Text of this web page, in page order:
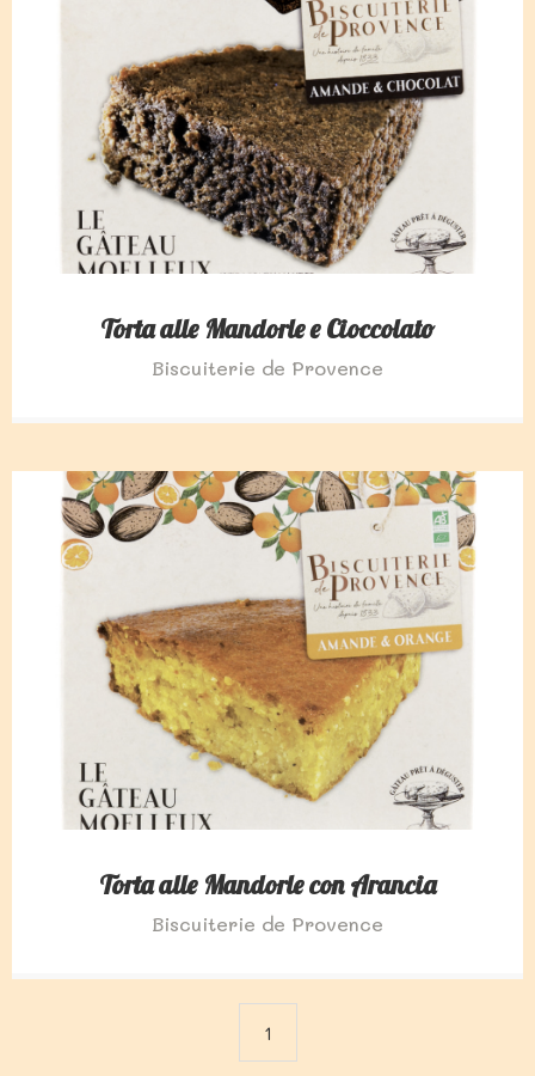
Torta alle Mandorle e Cioccolato
Biscuiterie de Provence
Torta alle Mandorle con Arancia
Biscuiterie de Provence
1